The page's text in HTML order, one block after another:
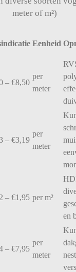
meter of m²)
Eenheid
– €8,50
per
meter
– €3,19
per
meter
– €1,95 per m²
en
– €7,95
per
meter